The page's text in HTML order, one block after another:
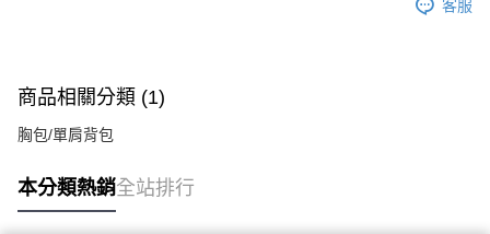
客服
商品相關分類 (1)
胸包/單肩背包
本分類熱銷全站排行